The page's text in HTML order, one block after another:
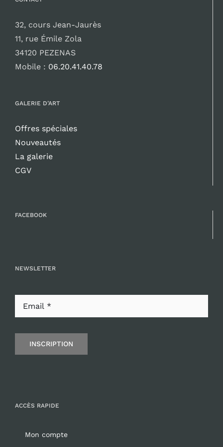
32, cours Jean-Jaurès
11, rue Émile Zola
34120 PEZENAS
Mobile : 06.20.41.40.78
GALERIE D’ART
Offres spéciales
Nouveautés
La galerie
CGV
FACEBOOK
NEWSLETTER
INSCRIPTION
ACCÈS RAPIDE
Mon compte